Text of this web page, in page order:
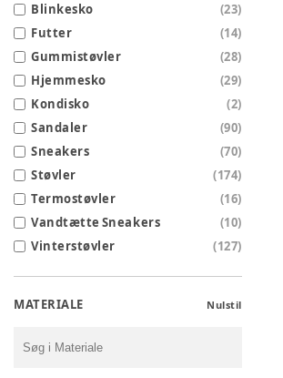
Blinkesko
(23)
Futter
(14)
Gummistøvler
(28)
Hjemmesko
(29)
Kondisko
(2)
Sandaler
(90)
Sneakers
(70)
Støvler
(174)
Termostøvler
(16)
Vandtætte Sneakers
(10)
Vinterstøvler
(127)
MATERIALE Nulstil